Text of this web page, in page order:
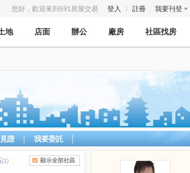
您好，歡迎來到591房屋交易 登入 註冊 我要刊登
地 店面 辦公 廠房 社區找房
證 我要委託
(1) 顯示全部社區